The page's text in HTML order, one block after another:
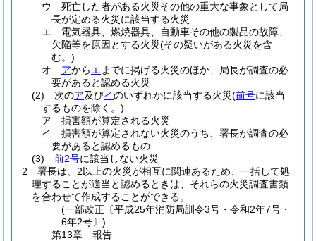
ウ
死亡した者がある火災その他の重大な事象として局
長が定める火災に該当する火災
エ
電気器具、燃焼器具、自動車その他の製品の故障、
欠陥等を原因とする火災(その疑いがある火災を含
む。)
オ
アからエ までに掲げる火災のほか、局長が調査の必
要があると認める火災
(2)
次のア及びイのいずれかに該当する火災(前号に該当
するものを除く。)
ア
損害額が算定される火災
イ
損害額が算定されない火災のうち、署長が調査の必
要があると認めるもの
(3)
前2号に該当しない火災
2
署長は、2以上の火災が相互に関連あるため、一括して処
理することが適当と認めるときは、それらの火災調査書類
を合わせて作成することができる。
(一部改正〔平成25年消防局訓令3号・令和2年7号・
6年2号〕)
第13章
報告